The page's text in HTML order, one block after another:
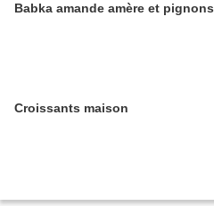
Babka amande amère et pignons
Croissants maison